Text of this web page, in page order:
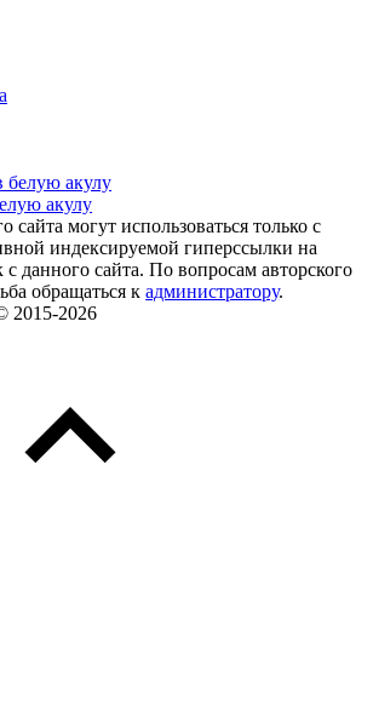
акулу
сайта могут использоваться только с
индексируемой гиперссылки на
данного сайта. По вопросам авторского
обращаться кадминистратору.
2015-2026